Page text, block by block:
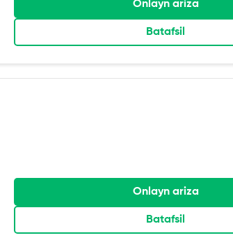
Onlayn ariza
Batafsil
Onlayn ariza
Batafsil